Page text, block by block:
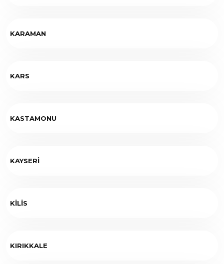
KARAMAN
KARS
KASTAMONU
KAYSERİ
KİLİS
KIRIKKALE